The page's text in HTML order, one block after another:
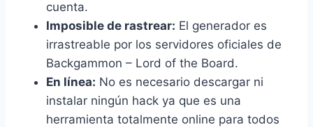
cuenta.
Imposible de rastrear: El generador es
irrastreable por los servidores oficiales de
Backgammon – Lord of the Board.
En línea: No es necesario descargar ni
instalar ningún hack ya que es una
herramienta totalmente online para todos